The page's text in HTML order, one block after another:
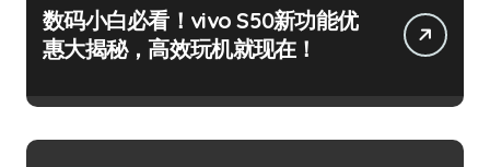
数码小白必看！vivo S50新功能优
惠大揭秘，高效玩机就现在！